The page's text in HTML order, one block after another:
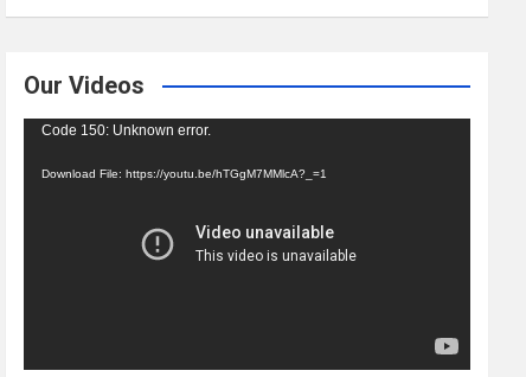
Our Videos
Video
Code 150: Unknown error.
Download File: https://youtu.be/hTGgM7MMlcA?_=1